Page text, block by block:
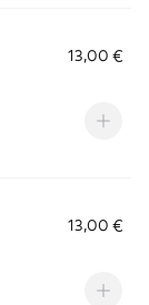
13,00 €
13,00 €